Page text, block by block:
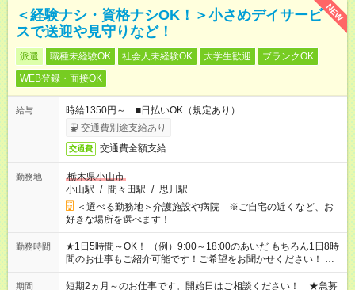
NEW
＜経験ナシ・資格ナシOK！＞小さめデイサービ
スで送迎や見守りなど！
派遣 職種未経験OK 社会人未経験OK 大学生歓迎
ブランクOK
WEB登録・面接OK
給与
時給1350円～ ■日払いOK（規定あり）
交通費別途支給あり
交通費 交通費全額支給
勤務地
栃木県小山市
小山駅 / 間々田駅 / 思川駅
＜選べる勤務地＞介護施設や病院 ※ご自宅の近くなど、お
好きな場所を選べます！
勤務時間
★1日5時間～OK！ （例）9:00～18:00のあいだ もちろん1日8時
間のお仕事もご紹介可能です！ご希望をお聞かせください！ ★
家庭の都合でお休みが必要な場合も遠慮なくご相談ください。
※週最低15時間以上の勤務が必要です
期間 短期2ヵ月～のお仕事です。開始日はご相談ください！ ★急募